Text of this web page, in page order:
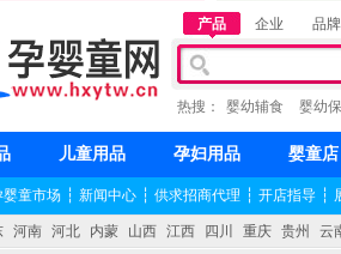
产品 企业 品牌
热搜： 婴幼辅食 婴幼
儿童用品 孕妇用品 婴童店
婴童市场 ┆ 新闻中心 ┆ 供求招商代理 ┆ 开店指导 ┆
河南 河北 内蒙 山西 江西 四川 重庆 贵州
云